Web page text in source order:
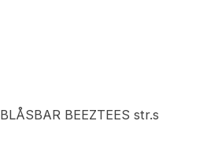
BEEZTEES str.s